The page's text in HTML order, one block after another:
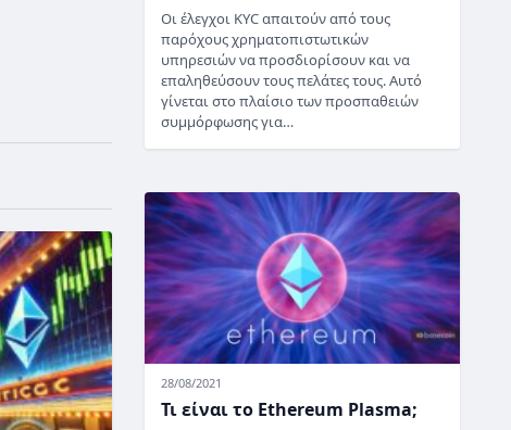
Οι έλεγχοι KYC απαιτούν από τους
παρόχους χρηματοπιστωτικών
υπηρεσιών να προσδιορίσουν και να
επαληθεύσουν τους πελάτες τους. Αυτό
γίνεται στο πλαίσιο των προσπαθειών
συμμόρφωσης για…
28/08/2021
Τι είναι το Ethereum Plasma;